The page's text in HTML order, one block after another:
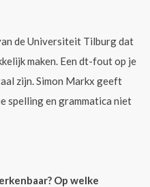
de Universiteit Tilburg dat
maken. Een dt-fout op je
zijn. Simon Markx geeft
spelling en grammatica niet
Op welke